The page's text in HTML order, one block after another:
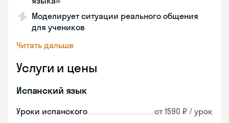
Моделирует ситуации реального общения
для учеников
Читать дальше
Услуги и цены
Испанский язык
Уроки испанского от 1590 ₽ / урок